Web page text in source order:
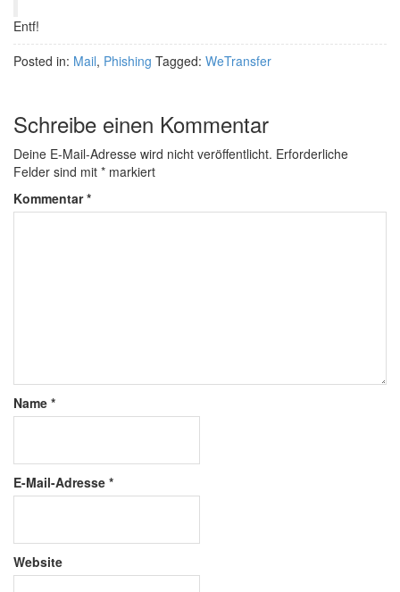
Entf!
Posted in: Mail, Phishing Tagged: WeTransfer
Schreibe einen Kommentar
Deine E-Mail-Adresse wird nicht veröffentlicht. Erforderliche
Felder sind mit * markiert
Kommentar*
Name *
E-Mail-Adresse *
Website